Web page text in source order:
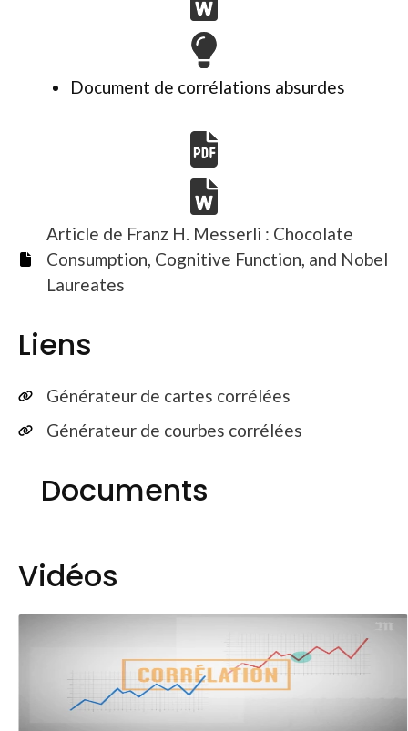
Document de corrélations absurdes
Article de Franz H. Messerli : Chocolate
Consumption, Cognitive Function, and Nobel
Laureates
Liens
Générateur de cartes corrélées
Générateur de courbes corrélées
Documents
Vidéos